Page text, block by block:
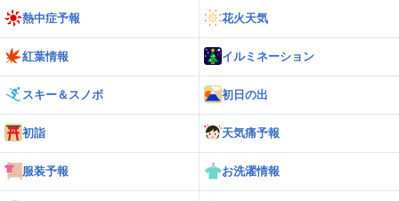
熱中症予報 花火天気
紅葉情報 イルミネーション
スキー＆スノボ 初日の出
初詣 天気痛予報
服装予報 お洗濯情報